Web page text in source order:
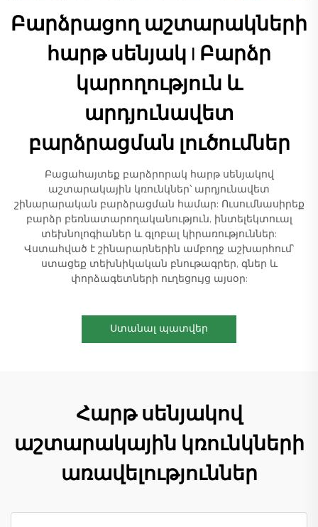
Բարձրացող աշտարակների
հարթ սենյակ | Բարձր
կարողություն և
արդյունավետ
բարձրացման լուծումներ
Բացահայտեք բարձրորակ հարթ սենյակով
աշտարակային կռունկներ՝ արդյունավետ
շինարարական բարձրացման համար: Ուսումնասիրեք
բարձր բեռնատարողականություն, ինտելեկտուալ
տեխնոլոգիաներ և գլոբալ կիրառություններ:
Վստահված է շինարարներին ամբողջ աշխարհում՝
ստացեք տեխնիկական բնութագրեր, գներ և
փորձագետների ուղեցույց այսօր:
Ստանալ պատվեր
Հարթ սենյակով
աշտարակային կռունկների
առավելություններ